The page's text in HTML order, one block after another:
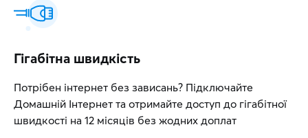
Гігабітна швидкість
Потрібен інтернет без зависань? Підключайте
Домашній Інтернет та отримайте доступ до гігабітної
швидкості на 12 місяців без жодних доплат